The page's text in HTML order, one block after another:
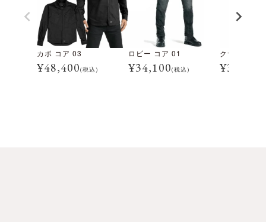
カポ コア 03
¥48,400(税込)
ロビー コア 01
¥34,100(税込)
クサリ コア
¥38,500